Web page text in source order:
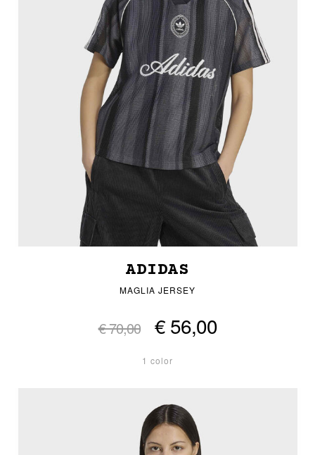
ADIDAS
MAGLIA JERSEY
€ 70,00 € 56,00
1 color